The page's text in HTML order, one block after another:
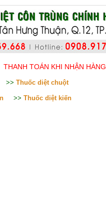
TOÁN KHI NHẬN HÀNG
>> Thuốc diệt chuột
>> Thuốc diệt kiến